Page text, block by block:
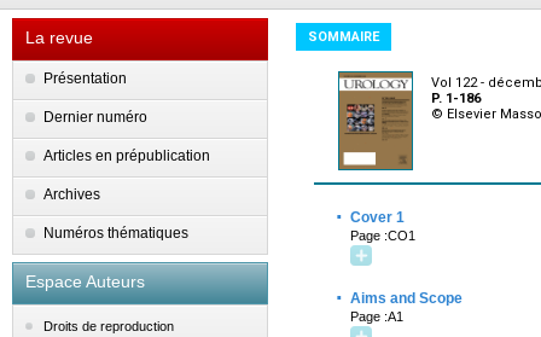
La revue
Présentation
Dernier numéro
Articles en prépublication
Archives
Numéros thématiques
Espace Auteurs
Droits de reproduction
SOMMAIRE
Vol 122 -
P. 1-186
© Elsevier
· Cover 1
Page :CO1
· Aims and Scope
Page :A1